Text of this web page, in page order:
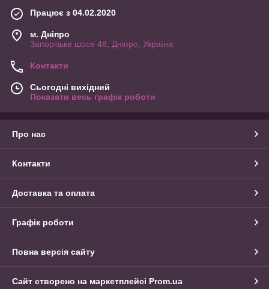
Працює з 04.02.2020
м. Дніпро
Запорізьке шосе 48, Дніпро, Україна
Контакти
Сьогодні вихідний
Показати весь графік роботи
Про нас
Контакти
Доставка та оплата
Графік роботи
Повна версія сайту
Сайт створено на маркетплейсі Prom.ua